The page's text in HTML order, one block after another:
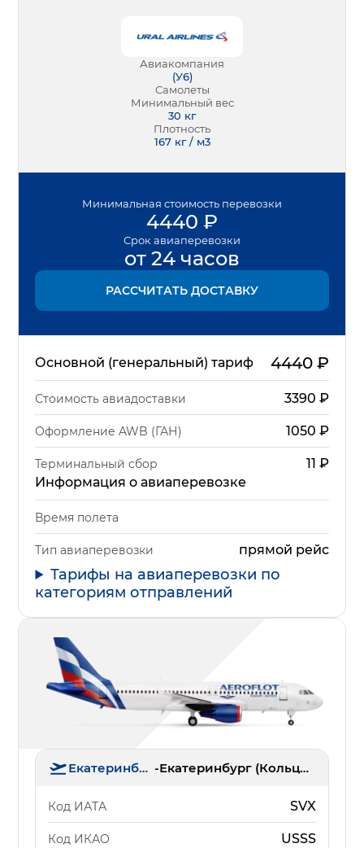
Авиакомпания
(У6)
Самолеты
Минимальный вес
30 кг
Плотность
167 кг / м3
Минимальная стоимость перевозки
4440 ₽
Срок авиаперевозки
от 24 часов
РАССЧИТАТЬ ДОСТАВКУ
Основной (генеральный) тариф 4440₽
Стоимость авиадоставки 3390 ₽
Оформление AWB (ГАН) 1050 ₽
Терминальный сбор 11 ₽
Информация о авиаперевозке
Время полета
Тип авиаперевозки прямой рейс
Тарифы на авиаперевозки по
категориям отправлений
Екатеринбург - Екатеринбург (Кольцово)
Код ИАТА SVX
Код ИКАО USSS